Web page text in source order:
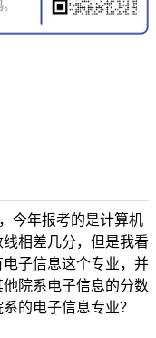
今年报考的是计算机
相差几分，但是我看
子信息这个专业，并
院系电子信息的分数
的电子信息专业？